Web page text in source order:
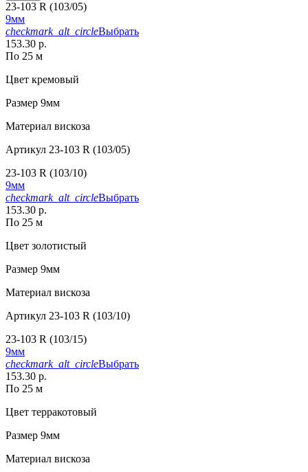
23-103 R (103/05)
9мм
checkmark_alt_circleВыбрать
153.30 р.
По 25 м
Цвет кремовый
Размер 9мм
Материал вискоза
Артикул 23-103 R (103/05)
23-103 R (103/10)
9мм
checkmark_alt_circleВыбрать
153.30 р.
По 25 м
Цвет золотистый
Размер 9мм
Материал вискоза
Артикул 23-103 R (103/10)
23-103 R (103/15)
9мм
checkmark_alt_circleВыбрать
153.30 р.
По 25 м
Цвет терракотовый
Размер 9мм
Материал вискоза